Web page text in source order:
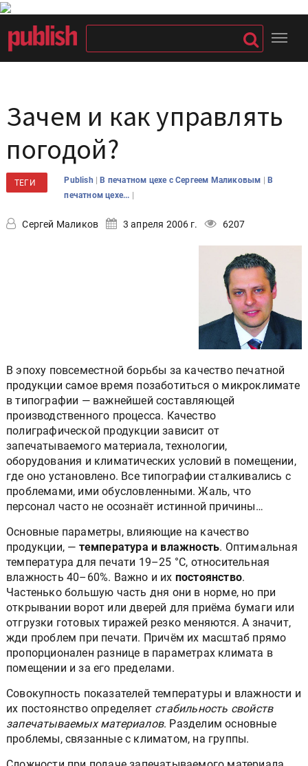
Зачем и как управлять
погодой?
ТЕГИ Publish |В печатном цехе с Сергеем Маликовым |В
печатном цехе... |
Сергей Маликов 3 апреля 2006 г. 6207
В эпоху повсеместной борьбы за качество печатной
продукции самое время позаботиться о микроклимате
в типографии — важнейшей составляющей
производственного процесса. Качество
полиграфической продукции зависит от
запечатываемого материала, технологии,
оборудования и климатических условий в помещении,
где оно установлено. Все типографии сталкивались с
проблемами, ими обусловленными. Жаль, что
персонал часто не осознаёт истинной причины…
Основные параметры, влияющие на качество
продукции, — температура и влажность. Оптимальная
температура для печати 19–25 °С, относительная
влажность 40–60%. Важно и их постоянство.
Частенько большую часть дня они в норме, но при
открывании ворот или дверей для приёма бумаги или
отгрузки готовых тиражей резко меняются. А значит,
жди проблем при печати. Причём их масштаб прямо
пропорционален разнице в параметрах климата в
помещении и за его пределами.
Совокупность показателей температуры и влажности и
их постоянство определяет стабильность свойств
запечатываемых материалов. Разделим основные
проблемы, связанные с климатом, на группы.